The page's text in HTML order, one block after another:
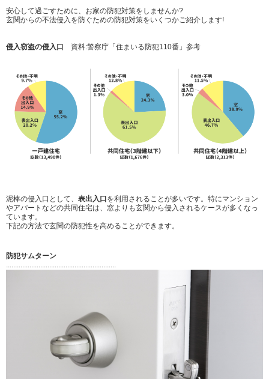
安心して過ごすために、お家の防犯対策をしませんか?
玄関からの不法侵入を防ぐための防犯対策をいくつかご紹介します!
侵入窃盗の侵入口 資料:警察庁「住まいる防犯110番」参考
泥棒の侵入口として、 表出入口 を利用されることが多いです。特にマンション
やアパートなどの共同住宅は、窓よりも玄関から侵入されるケースが多くなっ
ています。
下記の方法で玄関の防犯性を高めることができます。
防犯サムターン
.............................................................